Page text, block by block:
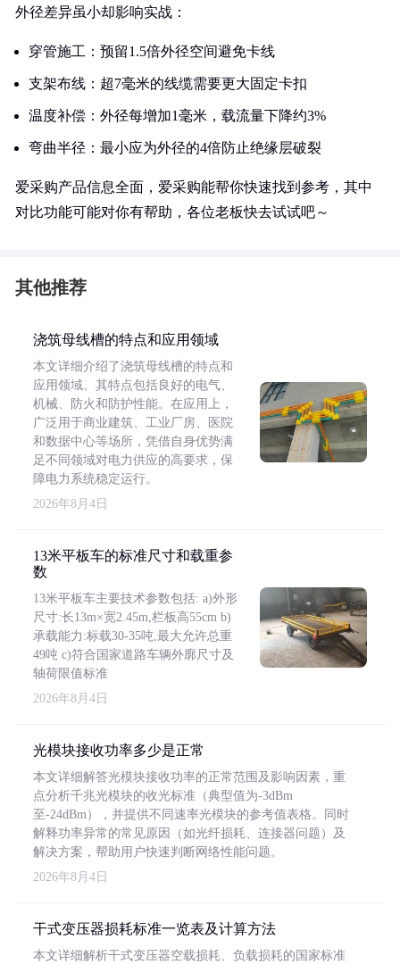
外径差异虽小却影响实战：
穿管施工：预留1.5倍外径空间避免卡线
支架布线：超7毫米的线缆需要更大固定卡扣
温度补偿：外径每增加1毫米，载流量下降约3%
弯曲半径：最小应为外径的4倍防止绝缘层破裂
爱采购产品信息全面，爱采购能帮你快速找到参考，其中
对比功能可能对你有帮助，各位老板快去试试吧～
其他推荐
浇筑母线槽的特点和应用领域
本文详细介绍了浇筑母线槽的特点和
应用领域。其特点包括良好的电气、
机械、防火和防护性能。在应用上，
广泛用于商业建筑、工业厂房、医院
和数据中心等场所，凭借自身优势满
足不同领域对电力供应的高要求，保
障电力系统稳定运行。
2026年8月4日
13米平板车的标准尺寸和载重参
数
13米平板车主要技术参数包括: a)外形
尺寸:长13m×宽2.45m,栏板高55cm b)
承载能力:标载30-35吨,最大允许总重
49吨 c)符合国家道路车辆外廓尺寸及
轴荷限值标准
2026年8月4日
光模块接收功率多少是正常
本文详细解答光模块接收功率的正常范围及影响因素，重
点分析千兆光模块的收光标准（典型值为-3dBm
至-24dBm），并提供不同速率光模块的参考值表格。同时
解释功率异常的常见原因（如光纤损耗、连接器问题）及
解决方案，帮助用户快速判断网络性能问题。
2026年8月4日
干式变压器损耗标准一览表及计算方法
本文详细解析干式变压器空载损耗、负载损耗的国家标准